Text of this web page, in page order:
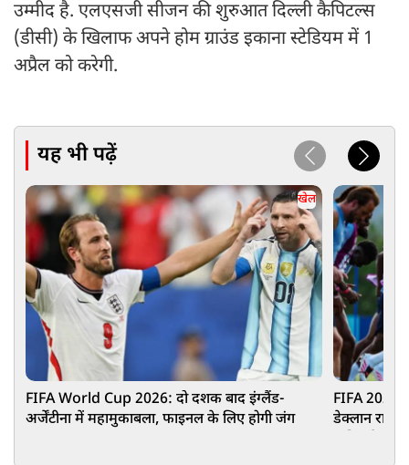
उम्मीद है. एलएसजी सीजन की शुरुआत दिल्ली कैपिटल्स
(डीसी) के खिलाफ अपने होम ग्राउंड इकाना स्टेडियम में 1
अप्रैल को करेगी.
यह भी पढ़ें
खेल
FIFA World Cup 2026: दो दशक बाद इंग्लैंड-
अर्जेंटीना में महामुकाबला, फाइनल के लिए होगी जंग
FIFA 2026:
डेक्लान